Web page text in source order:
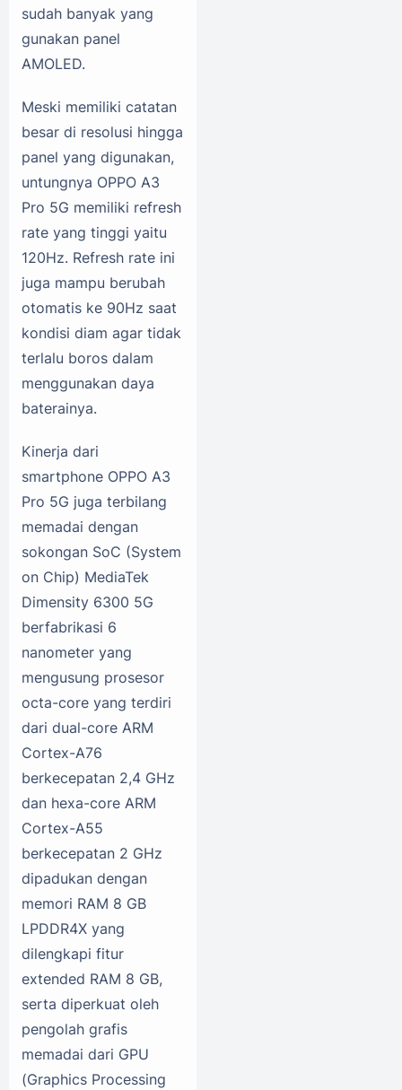
sudah banyak yang
gunakan panel
AMOLED.
Meski memiliki catatan
besar di resolusi hingga
panel yang digunakan,
untungnya OPPO A3
Pro 5G memiliki refresh
rate yang tinggi yaitu
120Hz. Refresh rate ini
juga mampu berubah
otomatis ke 90Hz saat
kondisi diam agar tidak
terlalu boros dalam
menggunakan daya
baterainya.
Kinerja dari
smartphone OPPO A3
Pro 5G juga terbilang
memadai dengan
sokongan SoC (System
on Chip) MediaTek
Dimensity 6300 5G
berfabrikasi 6
nanometer yang
mengusung prosesor
octa-core yang terdiri
dari dual-core ARM
Cortex-A76
berkecepatan 2,4 GHz
dan hexa-core ARM
Cortex-A55
berkecepatan 2 GHz
dipadukan dengan
memori RAM 8 GB
LPDDR4X yang
dilengkapi fitur
extended RAM 8 GB,
serta diperkuat oleh
pengolah grafis
memadai dari GPU
(Graphics Processing